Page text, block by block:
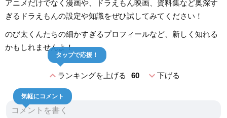
アニメだけでなく漫画や、ドラえもん映画、資料集など奥深す
ぎるドラえもんの設定や知識をぜひ試してみてください！
のび太くんたちの細かすぎるプロフィールなど、新しく知れる
かもしれませんよ！
expand_lessランキングを上げる 60
タップで応援！
expand_more下げる
気軽にコメント